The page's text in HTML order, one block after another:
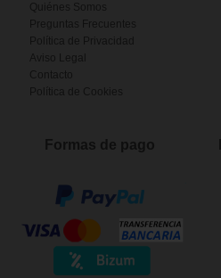
Quiénes Somos
Preguntas Frecuentes
Política de Privacidad
Aviso Legal
Contacto
Política de Cookies
Formas de pago